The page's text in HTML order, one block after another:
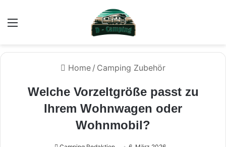
Home / Camping Zubehör
Welche Vorzeltgröße passt zu
Ihrem Wohnwagen oder
Wohnmobil?